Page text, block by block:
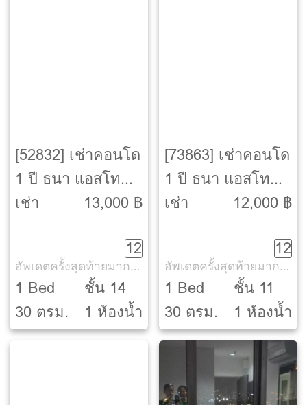
[52832] เช่าคอนโด
1 ปี ธนา แอสโท
เรีย [Thana
เช่า
13,000 ฿
12
อัพเดตครั้งสุดท้ายมากกว่า 30 วัน
1 Bed
30 ตรม.
ชั้น 14
1 ห้องน้ำ
[73863] เช่าคอนโด
1 ปี ธนา แอสโท
เรีย [Thana
เช่า
12,000 ฿
12
อัพเดตครั้งสุดท้ายมากกว่า 30 วัน
1 Bed
30 ตรม.
ชั้น 11
1 ห้องน้ำ